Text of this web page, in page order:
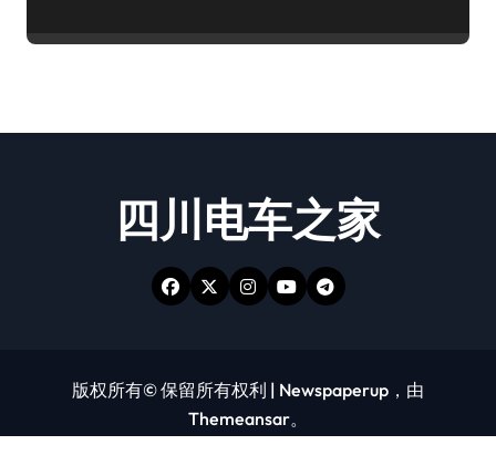
四川电车之家
版权所有© 保留所有权利 | Newspaperup ，由
Themeansar。